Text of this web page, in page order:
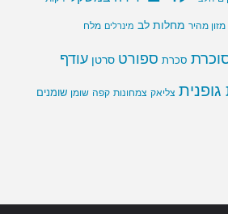
מזון מהיר מחלות לב מינרלים מלח
סכרת ספורט סרטן עודף
צליאק צמחונות קפה שומן שומנים